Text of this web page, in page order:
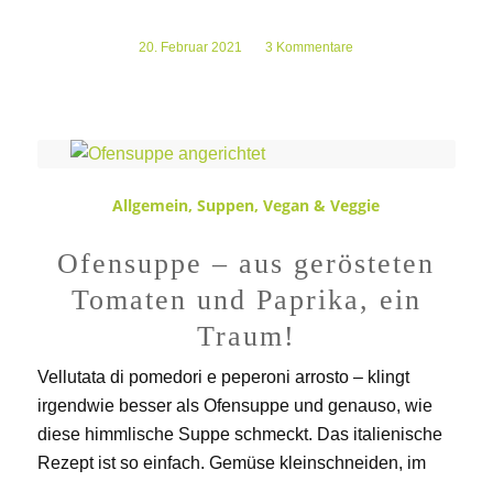
20. Februar 2021
/ 3 Kommentare
Allgemein,Suppen,Vegan & Veggie
Ofensuppe – aus gerösteten
Tomaten und Paprika, ein
Traum!
Vellutata di pomedori e peperoni arrosto – klingt
irgendwie besser als Ofensuppe und genauso, wie
diese himmlische Suppe schmeckt. Das italienische
Rezept ist so einfach. Gemüse kleinschneiden, im